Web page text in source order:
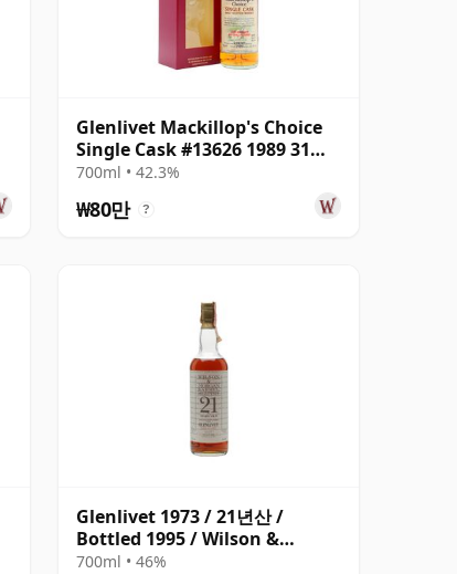
Glenlivet Mackillop's Choice
Single Cask #13626 1989 31년
산
700ml • 42.3%
₩80만 ?
Glenlivet 1973 / 21년산 /
Bottled 1995 / Wilson &
Morgan
700ml • 46%